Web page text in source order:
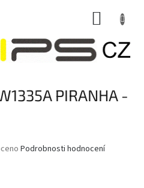
PIRANHA -
Podrobnosti hodnocení